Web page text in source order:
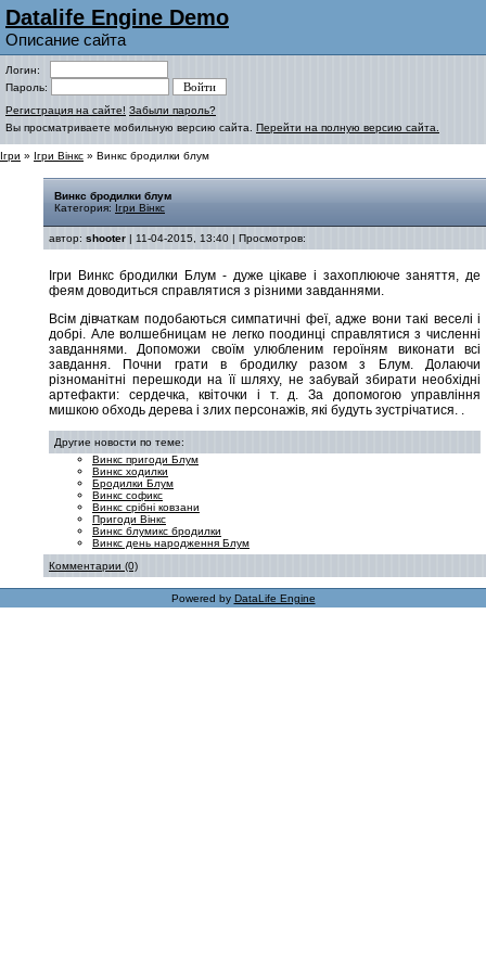
Datalife Engine Demo
Описание сайта
Логин:
Пароль:
Регистрация на сайте! Забыли пароль?
Вы просматриваете мобильную версию сайта. Перейти на полную версию сайта.
Ігри » Ігри Вінкс » Винкс бродилки блум
Винкс бродилки блум
Категория: Ігри Вінкс
автор: shooter | 11-04-2015, 13:40 | Просмотров:
Ігри Винкс бродилки Блум - дуже цікаве і захоплююче заняття, де
феям доводиться справлятися з різними завданнями.
Всім дівчаткам подобаються симпатичні феї, адже вони такі веселі і
добрі. Але волшебницам не легко поодинці справлятися з численні
завданнями. Допоможи своїм улюбленим героїням виконати всі
завдання. Почни грати в бродилку разом з Блум. Долаючи
різноманітні перешкоди на її шляху, не забувай збирати необхідні
артефакти: сердечка, квіточки і т. д. За допомогою управління
мишкою обходь дерева і злих персонажів, які будуть зустрічатися. .
Другие новости по теме:
Винкс пригоди Блум
Винкс ходилки
Бродилки Блум
Винкс софикс
Винкс срібні ковзани
Пригоди Вінкс
Винкс блумикс бродилки
Винкс день народження Блум
Комментарии (0)
Powered by DataLife Engine